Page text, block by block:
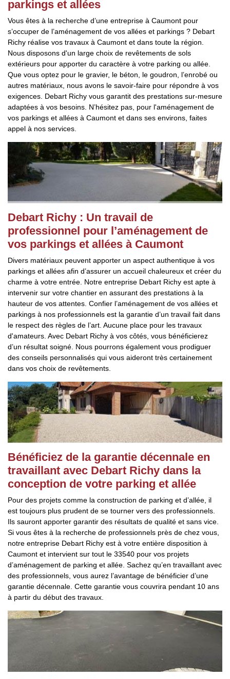
parkings et allées
Vous êtes à la recherche d’une entreprise à Caumont pour
s’occuper de l’aménagement de vos allées et parkings ? Debart
Richy réalise vos travaux à Caumont et dans toute la région.
Nous disposons d'un large choix de revêtements de sols
extérieurs pour apporter du caractère à votre parking ou allée.
Que vous optez pour le gravier, le béton, le goudron, l’enrobé ou
autres matériaux, nous avons le savoir-faire pour répondre à vos
exigences. Debart Richy vous garantit des prestations sur-mesure
adaptées à vos besoins. N’hésitez pas, pour l'aménagement de
vos parkings et allées à Caumont et dans ses environs, faites
appel à nos services.
Debart Richy : Un travail de
professionnel pour l’aménagement de
vos parkings et allées à Caumont
Divers matériaux peuvent apporter un aspect authentique à vos
parkings et allées afin d’assurer un accueil chaleureux et créer du
charme à votre entrée. Notre entreprise Debart Richy est apte à
intervenir sur votre chantier en assurant des prestations à la
hauteur de vos attentes. Confier l’aménagement de vos allées et
parkings à nos professionnels est la garantie d’un travail fait dans
le respect des règles de l’art. Aucune place pour les travaux
d'amateurs. Avec Debart Richy à vos côtés, vous bénéficierez
d’un résultat soigné. Nous pourrons également vous prodiguer
des conseils personnalisés qui vous aideront très certainement
dans vos choix de revêtements.
Bénéficiez de la garantie décennale en
travaillant avec Debart Richy dans la
conception de votre parking et allée
Pour des projets comme la construction de parking et d’allée, il
est toujours plus prudent de se tourner vers des professionnels.
Ils sauront apporter garantir des résultats de qualité et sans vice.
Si vous êtes à la recherche de professionnels près de chez vous,
notre entreprise Debart Richy est à votre entière disposition à
Caumont et intervient sur tout le 33540 pour vos projets
d’aménagement de parking et allée. Sachez qu’en travaillant avec
des professionnels, vous aurez l’avantage de bénéficier d’une
garantie décennale. Cette garantie vous couvrira pendant 10 ans
à partir du début des travaux.